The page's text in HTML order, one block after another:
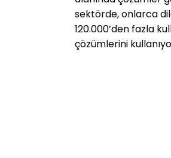
sektörde, onlarca
120.000’den fazla
çözümlerini